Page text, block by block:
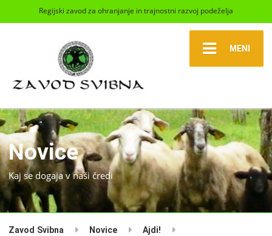
Regijski zavod za ohranjanje in trajnostni razvoj podeželja
MENI
Novice
Kaj se dogaja v naši čredi
Zavod Svibna Novice Ajdi!